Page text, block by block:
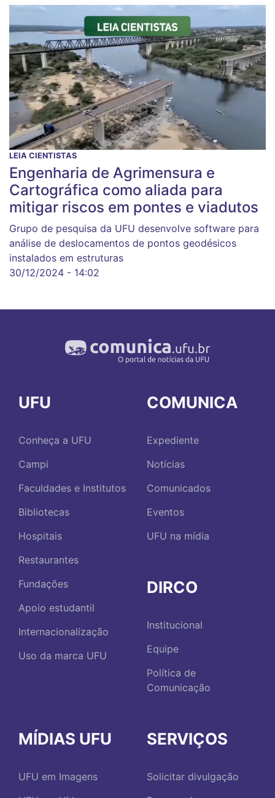
LEIA CIENTISTAS
Engenharia de Agrimensura e
Cartográfica como aliada para
mitigar riscos em pontes e viadutos
Grupo de pesquisa da UFU desenvolve software para
análise de deslocamentos de pontos geodésicos
instalados em estruturas
30/12/2024 - 14:02
UFU
Conheça a UFU
Campi
Faculdades e Institutos
Bibliotecas
Hospitais
Restaurantes
Fundações
Apoio estudantil
Internacionalização
Uso da marca UFU
COMUNICA
Expediente
Notícias
Comunicados
Eventos
UFU na mídia
DIRCO
Institucional
Equipe
Política de
Comunicação
MÍDIAS UFU
UFU em Imagens
SERVIÇOS
Solicitar divulgação